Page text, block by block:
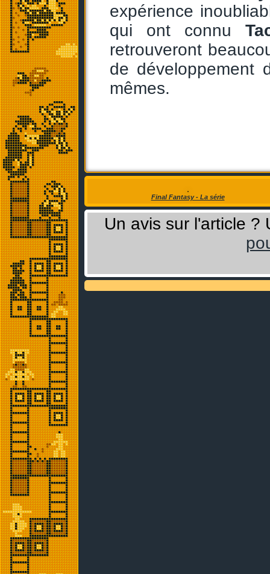
expérience
qui ont connu
retrouveront
de développement
mêmes.
Final Fantasy - La série
Un avis sur l'article